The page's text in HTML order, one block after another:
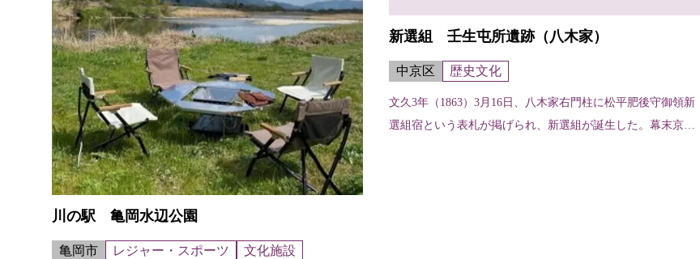
川の駅 亀岡水辺公園
亀岡市 レジャー・スポーツ 文化施設
新選組 壬生屯所遺跡（八木家）
中京区 歴史文化
文久3年（1863）3月16日、八木家右門柱に松平肥後守御領新
選組宿という表札が掲げられ、新選組が誕生した。幕末京都